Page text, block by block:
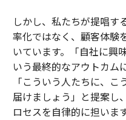
しかし、私たちが提唱す
率化ではなく、顧客体験
いています。「自社に興
いう最終的なアウトカム
「こういう人たちに、
届けましょう」と提案し
ロセスを自律的に担います